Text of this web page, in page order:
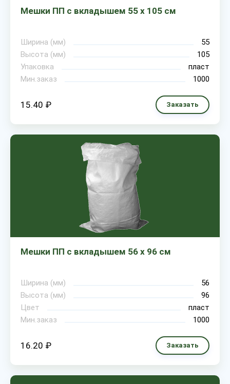
Мешки ПП с вкладышем 55 х 105 см
Ширина (мм)
55
Высота (мм)
105
Упаковка
пласт
Мин.заказ
1000
15.40 ₽ Заказать
Мешки ПП с вкладышем 56 х 96 см
Ширина (мм)
56
Высота (мм)
96
Цвет
пласт
Мин.заказ
1000
16.20 ₽ Заказать